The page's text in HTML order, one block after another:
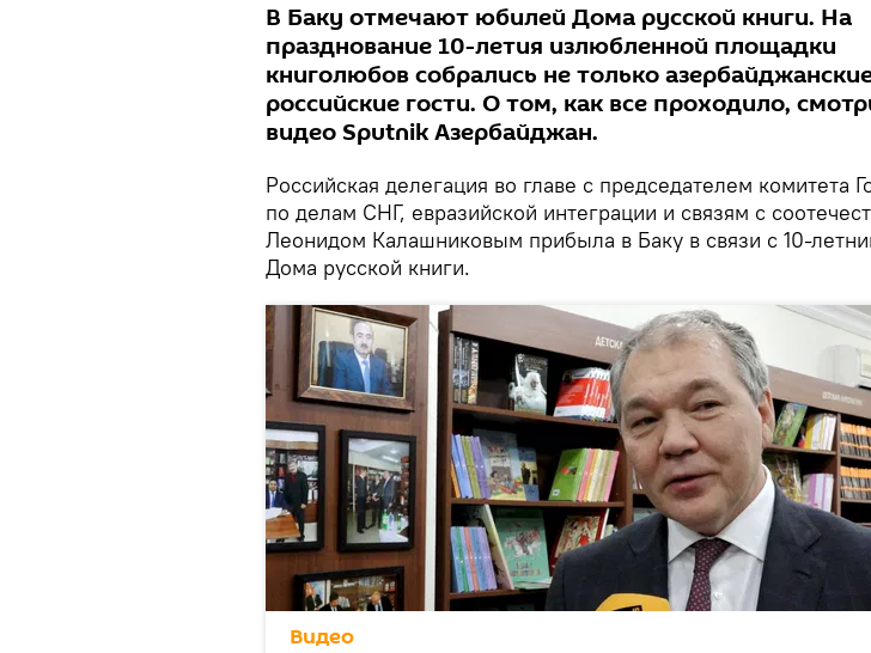
В Баку отмечают юбилей Дома русской книги. На
празднование 10-летия излюбленной площадки
книголюбов собрались не только
российские гости. О том, как все проходило,
видео Sputnik Азербайджан.
Российская делегация во главе с председателем комитета
по делам СНГ, евразийской интеграции и связям с
Леонидом Калашниковым прибыла в Баку в связи с 10-
Дома русской книги.
Видео